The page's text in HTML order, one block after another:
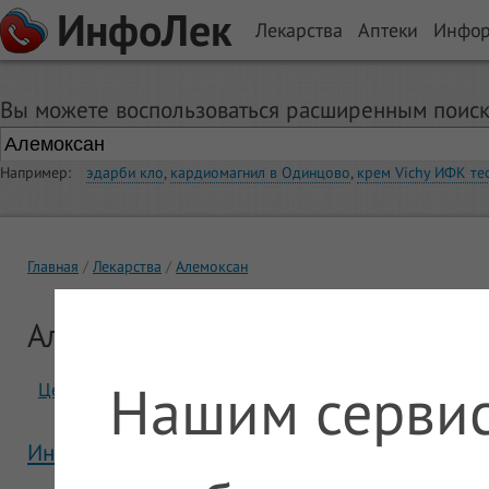
ИнфоЛек Лекарства Аптеки
Вы можете воспользоваться расширенным
Например: эдарби кло, кардиомагнил в Одинцово, крем Vichy ИФК
Главная Лекарства Алемоксан
Алемоксан
Цены Отзывы
Инструкция Алемоксан
Нашим